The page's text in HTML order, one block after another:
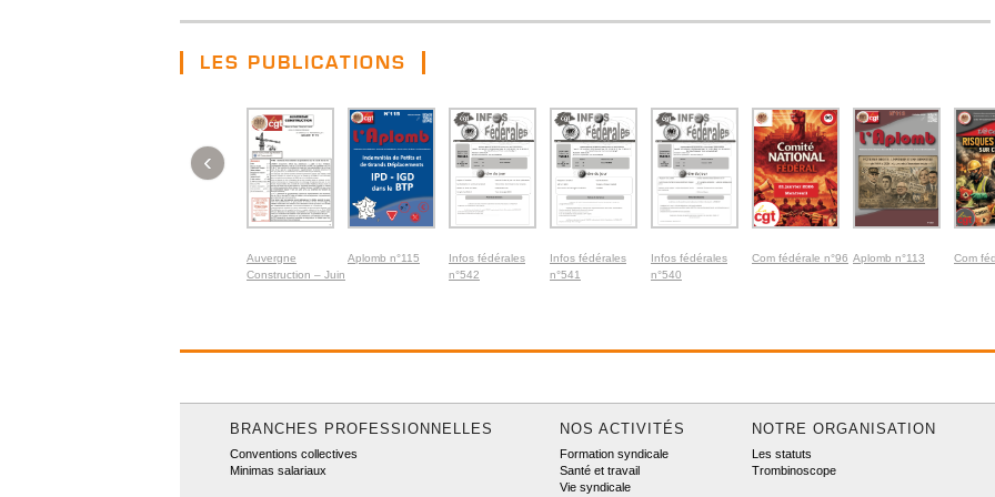
LES PUBLICATIONS
Auvergne
Construction – Juin
Aplomb n°115
Infos fédérales
n°542
Infos fédérales
n°541
Infos fédérales
n°540
Com fédérale n°96 Aplomb n°113 Com
‹
BRANCHES PROFESSIONNELLES
Conventions collectives
Minimas salariaux
NOS ACTIVITÉS
Formation syndicale
Santé et travail
Vie syndicale
NOTRE ORGANISATION
Les statuts
Trombinoscope